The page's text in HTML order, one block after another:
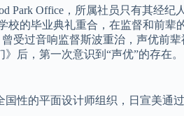
Office，所属社员只有其经纪
的毕业典礼重合，在监督和前辈
受过音响监督斯波重治，声优前
后，第一次意识到“声优”的存在。
性的平面设计师组织，日宣美通